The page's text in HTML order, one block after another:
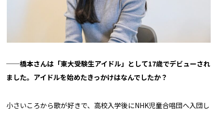
──橋本さんは「東大受験生アイドル」として17歳でデビューされ
ました。アイドルを始めたきっかけはなんでしたか？
小さいころから歌が好きで、高校入学後にNHK児童合唱団へ入団し